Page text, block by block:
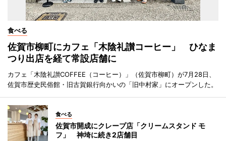
食べる
佐賀市柳町にカフェ「木陰礼讃コーヒー」 ひなま
つり出店を経て常設店舗に
カフェ「木陰礼讃COFFEE（コーヒー）」（佐賀市柳町）が7月28日、
佐賀市歴史民俗館・旧古賀銀行向かいの「旧中村家」にオープンした。
食べる
佐賀市開成にクレープ店「クリームスタンド モ
フ」 神埼に続き2店舗目